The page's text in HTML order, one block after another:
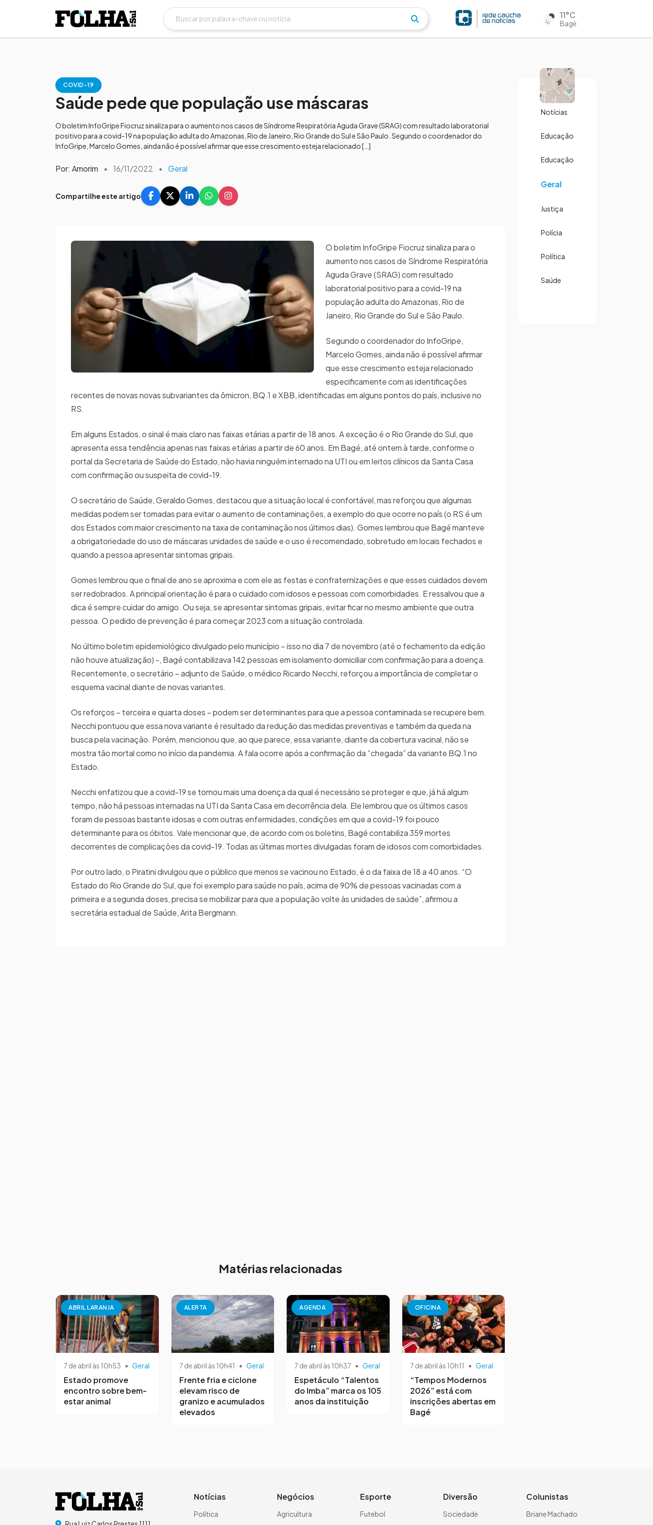
11°C
Bagé
COVID-19
Saúde pede que população use máscaras
O boletim InfoGripe Fiocruz sinaliza para o aumento nos casos de Síndrome Respiratória Aguda Grave (SRAG) com resultado laboratorial
positivo para a covid-19 na população adulta do Amazonas, Rio de Janeiro, Rio Grande do Sul e São Paulo. Segundo o coordenador do
InfoGripe, Marcelo Gomes, ainda não é possível afirmar que esse crescimento esteja relacionado […]
Por: Amorim • 16/11/2022 • Geral
Compartilhe este artigo
O boletim InfoGripe Fiocruz sinaliza para o
aumento nos casos de Síndrome Respiratória
Aguda Grave (SRAG) com resultado
laboratorial positivo para a covid-19 na
população adulta do Amazonas, Rio de
Janeiro, Rio Grande do Sul e São Paulo.
Segundo o coordenador do InfoGripe,
Marcelo Gomes, ainda não é possível afirmar
que esse crescimento esteja relacionado
especificamente com as identificações
recentes de novas novas subvariantes da ômicron, BQ.1 e XBB, identificadas em alguns pontos do país, inclusive no
RS.
Em alguns Estados, o sinal é mais claro nas faixas etárias a partir de 18 anos. A exceção é o Rio Grande do Sul, que
apresenta essa tendência apenas nas faixas etárias a partir de 60 anos. Em Bagé, até ontem à tarde, conforme o
portal da Secretaria de Saúde do Estado, não havia ninguém internado na UTI ou em leitos clínicos da Santa Casa
com confirmação ou suspeita de covid-19.
O secretário de Saúde, Geraldo Gomes, destacou que a situação local é confortável, mas reforçou que algumas
medidas podem ser tomadas para evitar o aumento de contaminações, a exemplo do que ocorre no país (o RS é um
dos Estados com maior crescimento na taxa de contaminação nos últimos dias). Gomes lembrou que Bagé manteve
a obrigatoriedade do uso de máscaras unidades de saúde e o uso é recomendado, sobretudo em locais fechados e
quando a pessoa apresentar sintomas gripais.
Gomes lembrou que o final de ano se aproxima e com ele as festas e confraternizações e que esses cuidados devem
ser redobrados. A principal orientação é para o cuidado com idosos e pessoas com comorbidades. E ressalvou que a
dica é sempre cuidar do amigo. Ou seja, se apresentar sintomas gripais, evitar ficar no mesmo ambiente que outra
pessoa. O pedido de prevenção é para começar 2023 com a situação controlada.
No último boletim epidemiológico divulgado pelo município – isso no dia 7 de novembro (até o fechamento da edição
não houve atualização) -, Bagé contabilizava 142 pessoas em isolamento domiciliar com confirmação para a doença.
Recentemente, o secretário – adjunto de Saúde, o médico Ricardo Necchi, reforçou a importância de completar o
esquema vacinal diante de novas variantes.
Os reforços – terceira e quarta doses – podem ser determinantes para que a pessoa contaminada se recupere bem.
Necchi pontuou que essa nova variante é resultado da redução das medidas preventivas e também da queda na
busca pela vacinação. Porém, mencionou que, ao que parece, essa variante, diante da cobertura vacinal, não se
mostra tão mortal como no início da pandemia. A fala ocorre após a confirmação da “chegada” da variante BQ.1 no
Estado.
Necchi enfatizou que a covid-19 se tornou mais uma doença da qual é necessário se proteger e que, já há algum
tempo, não há pessoas internadas na UTI da Santa Casa em decorrência dela. Ele lembrou que os últimos casos
foram de pessoas bastante idosas e com outras enfermidades, condições em que a covid-19 foi pouco
determinante para os óbitos. Vale mencionar que, de acordo com os boletins, Bagé contabiliza 359 mortes
decorrentes de complicações da covid-19. Todas as últimas mortes divulgadas foram de idosos com comorbidades.
Por outro lado, o Piratini divulgou que o público que menos se vacinou no Estado, é o da faixa de 18 a 40 anos. “O
Estado do Rio Grande do Sul, que foi exemplo para saúde no país, acima de 90% de pessoas vacinadas com a
primeira e a segunda doses, precisa se mobilizar para que a população volte às unidades de saúde”, afirmou a
secretária estadual de Saúde, Arita Bergmann.
Matérias relacionadas
ABRIL LARANJA
7 de abril às 10h53 • Geral
Estado promove
encontro sobre bem-
estar animal
ALERTA
7 de abril às 10h41 • Geral
Frente fria e ciclone
elevam risco de
granizo e acumulados
elevados
AGENDA
7 de abril às 10h37 • Geral
Espetáculo “Talentos
do Imba” marca os 105
anos da instituição
OFICINA
7 de abril às 10h11 • Geral
“Tempos Modernos
2026” está com
inscrições abertas em
Bagé
Notícias
Educação
Educação
Geral
Justiça
Polícia
Política
Saúde
Notícias
Política
Negócios
Agricultura
Esporte
Futebol
Diversão
Sociedade
Colunistas
Briane Machado